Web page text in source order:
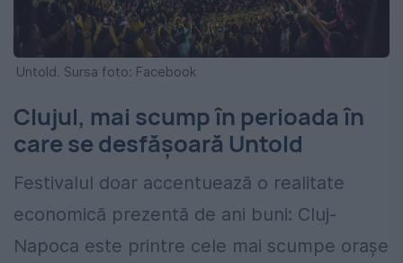
Untold. Sursa foto: Facebook
Clujul, mai scump în perioada în
care se desfășoară Untold
Festivalul doar accentuează o realitate
economică prezentă de ani buni: Cluj-
Napoca este printre cele mai scumpe orașe